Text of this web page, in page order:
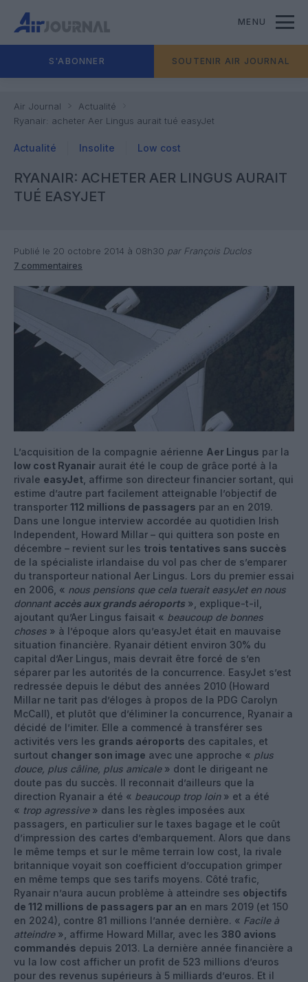
MENU
S'ABONNER SOUTENIR AIR JOURNAL
Air Journal
Actualité
Ryanair: acheter Aer Lingus aurait tué easyJet
Actualité Insolite Low cost
RYANAIR: ACHETER AER LINGUS AURAIT
TUÉ EASYJET
Publié le 20 octobre 2014 à 08h30 par François Duclos
7 commentaires
L’acquisition de la compagnie aérienne Aer Lingus par la
low cost Ryanair aurait été le coup de grâce porté à la
rivale easyJet , affirme son directeur financier sortant, qui
estime d’autre part facilement atteignable l’objectif de
transporter 112 millions de passagers par an en 2019.
Dans une longue interview accordée au quotidien Irish
Independent, Howard Millar – qui quittera son poste en
décembre – revient sur les trois tentatives sans succès
de la spécialiste irlandaise du vol pas cher de s’emparer
du transporteur national Aer Lingus. Lors du premier essai
en 2006, « nous pensions que cela tuerait easyJet en nous
donnant accès aux grands aéroports », explique-t-il,
ajoutant qu’Aer Lingus faisait « beaucoup de bonnes
choses » à l’époque alors qu’easyJet était en mauvaise
situation financière. Ryanair détient environ 30% du
capital d’Aer Lingus, mais devrait être forcé de s’en
séparer par les autorités de la concurrence. EasyJet s’est
redressée depuis le début des années 2010 (Howard
Millar ne tarit pas d’éloges à propos de la PDG Carolyn
McCall), et plutôt que d’éliminer la concurrence, Ryanair a
décidé de l’imiter. Elle a commencé à transférer ses
activités vers les grands aéroports des capitales, et
surtout changer son image avec une approche « plus
douce, plus câline, plus amicale» dont le dirigeant ne
doute pas du succès. Il reconnait d’ailleurs que la
direction Ryanair a été « beaucoup trop loin» et a été
« trop agressive» dans les règles imposées aux
passagers, en particulier sur le taxes bagage et le coût
d’impression des cartes d’embarquement. Alors que dans
le même temps et sur le même terrain low cost, la rivale
britannique voyait son coefficient d’occupation grimper
en même temps que ses tarifs moyens. Côté trafic,
Ryanair n’aura aucun problème à atteindre ses objectifs
de 112 millions de passagers par an en mars 2019 (et 150
en 2024), contre 81 millions l’année dernière. « Facile à
atteindre», affirme Howard Millar, avec les 380 avions
commandés depuis 2013. La dernière année financière a
vu la low cost afficher un profit de 523 millions d’euros
pour des revenus supérieurs à 5 milliards d’euros. Et il